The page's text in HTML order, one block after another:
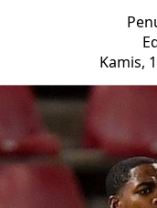
Kamis,